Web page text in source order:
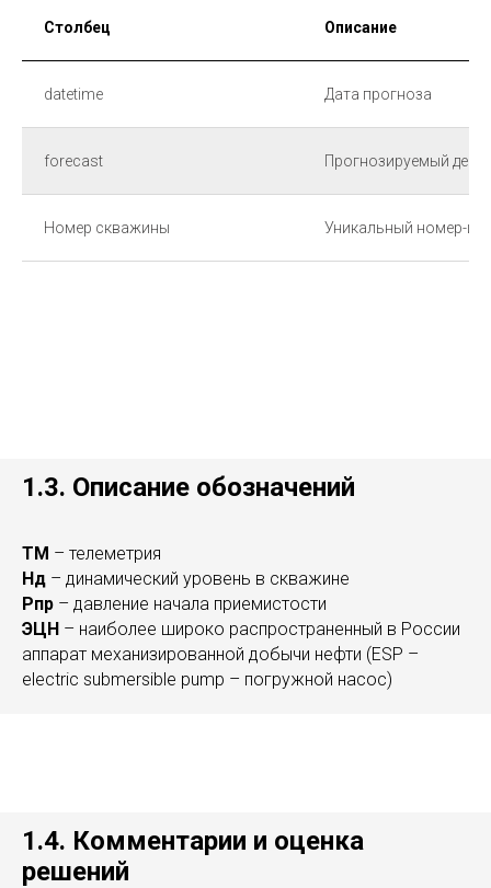
Столбец Описание
datetime Дата прогноза
forecast Прогнозируемый
Номер скважины Уникальный номер-
1.3. Описание обозначений
ТМ – телеметрия
Нд – динамический уровень в скважине
Рпр – давление начала приемистости
ЭЦН – наиболее широко распространенный в России
аппарат механизированной добычи нефти (ESP –
electric submersible pump – погружной насос)
1.4. Комментарии и оценка
решений